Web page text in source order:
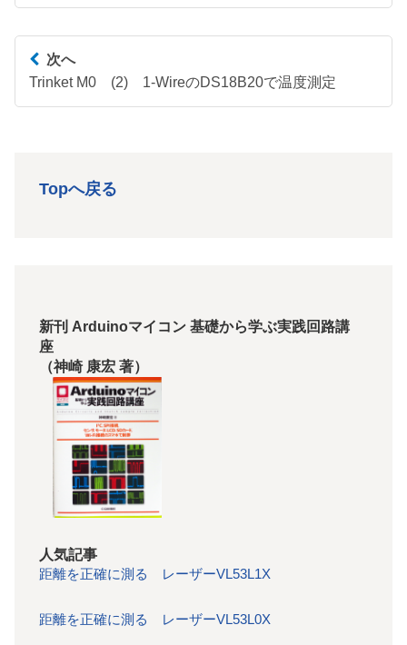
次へ
Trinket M0 (2) 1-WireのDS18B20で温度測定
Topへ戻る
新刊 Arduinoマイコン 基礎から学ぶ実践回路講
座
（神崎 康宏 著）
人気記事
距離を正確に測る レーザーVL53L1X
距離を正確に測る レーザーVL53L0X